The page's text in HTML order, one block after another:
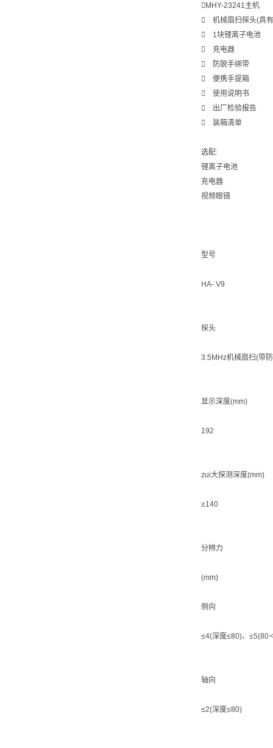
MHY-23241主机
 机械扇扫探头(具
 1块锂离子电池
 充电器
 防脱手绑带
 便携手提箱
 使用说明书
 出厂检验报告
 装箱清单
选配:
锂离子电池
充电器
视频眼镜
型号
HA- V9
探头
3.5MHz机械扇扫(带
显示深度(mm)
192
zui大探测深度(mm)
≥140
分辨力
(mm)
侧向
≤4(深度≤80)、≤5(80
轴向
≤2(深度≤80)